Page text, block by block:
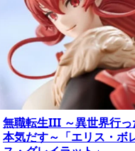
無職転生III ～異世界行っ
本気だす～「エリス・ボ